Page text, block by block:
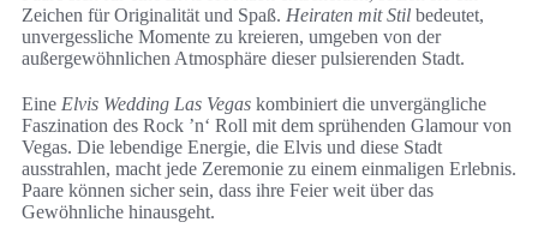
Zeichen für Originalität und Spaß. Heiraten mit Stil bedeutet,
unvergessliche Momente zu kreieren, umgeben von der
außergewöhnlichen Atmosphäre dieser pulsierenden Stadt.
Eine Elvis Wedding Las Vegas kombiniert die unvergängliche
Faszination des Rock ’n‘ Roll mit dem sprühenden Glamour von
Vegas. Die lebendige Energie, die Elvis und diese Stadt
ausstrahlen, macht jede Zeremonie zu einem einmaligen Erlebnis.
Paare können sicher sein, dass ihre Feier weit über das
Gewöhnliche hinausgeht.